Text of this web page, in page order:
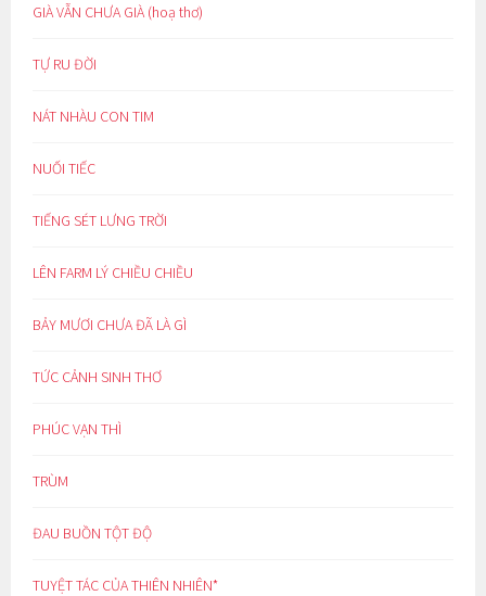
GIÀ VẪN CHƯA GIÀ (hoạ thơ)
TỰ RU ĐỜI
NÁT NHÀU CON TIM
NUỐI TIẾC
TIẾNG SÉT LƯNG TRỜI
LÊN FARM LÝ CHIỀU CHIỀU
BẢY MƯƠI CHƯA ĐÃ LÀ GÌ
TỨC CẢNH SINH THƠ
PHÚC VẠN THÌ
TRÙM
ĐAU BUỒN TỘT ĐỘ
TUYỆT TÁC CỦA THIÊN NHIÊN*